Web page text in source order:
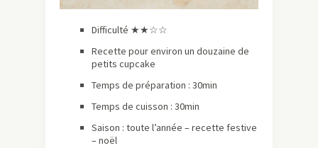
Difficulté ★★☆☆
Recette pour environ un douzaine de
petits cupcake
Temps de préparation : 30min
Temps de cuisson : 30min
Saison : toute l’année – recette festive
– noël